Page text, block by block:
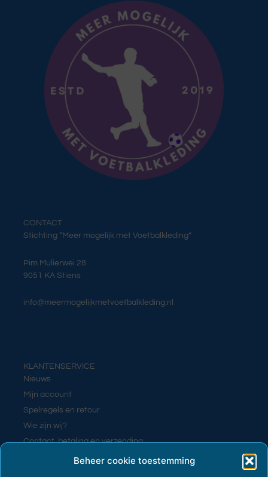
Beheer cookie toestemming
CONTACT
Stichting “Meer mogelijk met Voetbalkleding”
Pim Mulierwei 28
9051 KA Stiens
info@meermogelijkmetvoetbalkleding.nl
KLANTENSERVICE
Nieuws
Mijn account
Spelregels en retour
Wie zijn wij?
Contact, betaling en verzending